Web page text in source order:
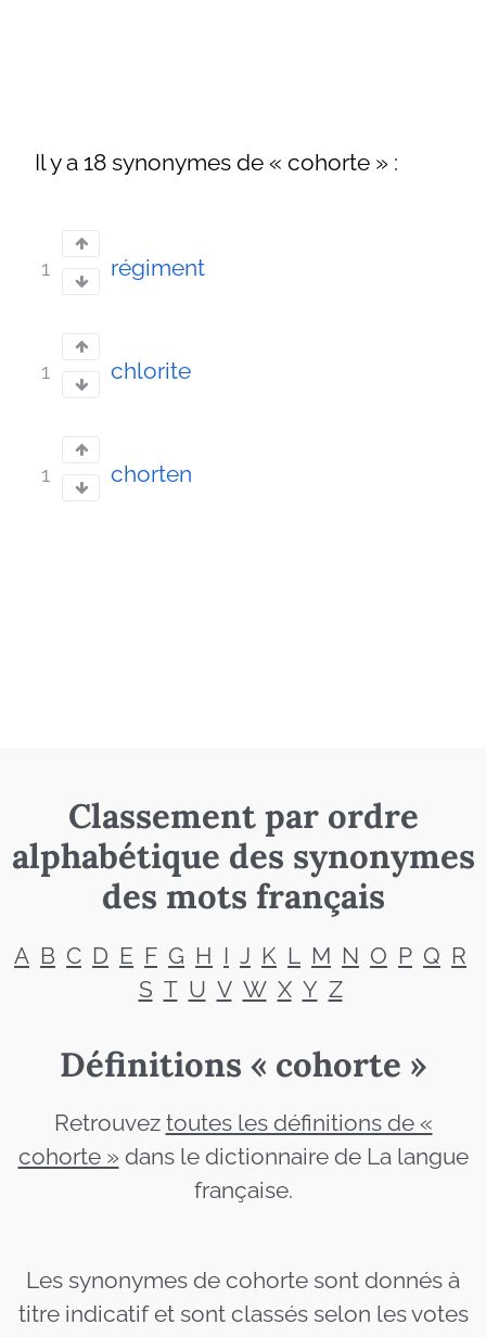
Il y a 18 synonymes de « cohorte » :
1 régiment
1 chlorite
1 chorten
Classement par ordre
alphabétique des synonymes
des mots français
A B C D E F G H I J K L M N O P Q R
S T U V W X Y Z
Définitions « cohorte »
Retrouvez toutes les définitions de «
cohorte »dans le dictionnaire de La langue
française.
Les synonymes de cohorte sont donnés à
titre indicatif et sont classés selon les votes